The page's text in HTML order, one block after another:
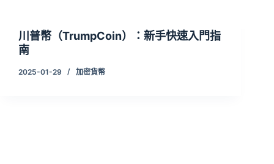
川普幣（TrumpCoin）：新手快速入門指
南
2025-01-29 加密貨幣